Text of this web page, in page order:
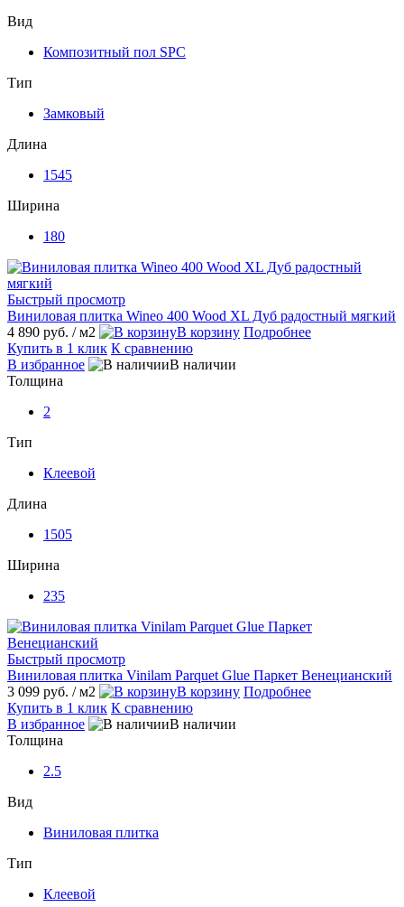
Вид
Композитный пол SPC
Тип
Замковый
Длина
1545
Ширина
180
Быстрый просмотр
Виниловая плитка Wineo 400 Wood XL Дуб радостный мягкий
4 890 руб. / м2 В корзину Подробнее
Купить в 1 клик К сравнению
В избранное
В наличии
Толщина
2
Тип
Клеевой
Длина
1505
Ширина
235
Быстрый просмотр
Виниловая плитка Vinilam Parquet Glue Паркет Венецианский
3 099 руб. / м2 В корзину Подробнее
Купить в 1 клик К сравнению
В избранное
В наличии
Толщина
2.5
Вид
Виниловая плитка
Тип
Клеевой